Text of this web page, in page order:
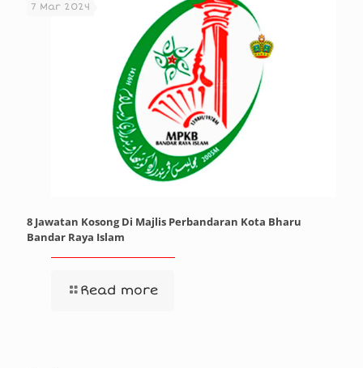
7 Mar 2024
8 Jawatan Kosong Di Majlis Perbandaran Kota Bharu
Bandar Raya Islam
Read more